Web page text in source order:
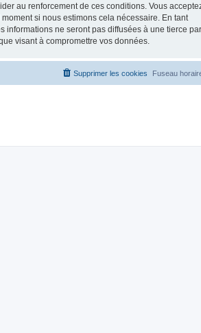
au renforcement de ces conditions. Vous
si nous estimons cela nécessaire. En tant
informations ne seront pas diffusées à une tierce
visant à compromettre vos données.
Fuseau
Supprimer les cookies